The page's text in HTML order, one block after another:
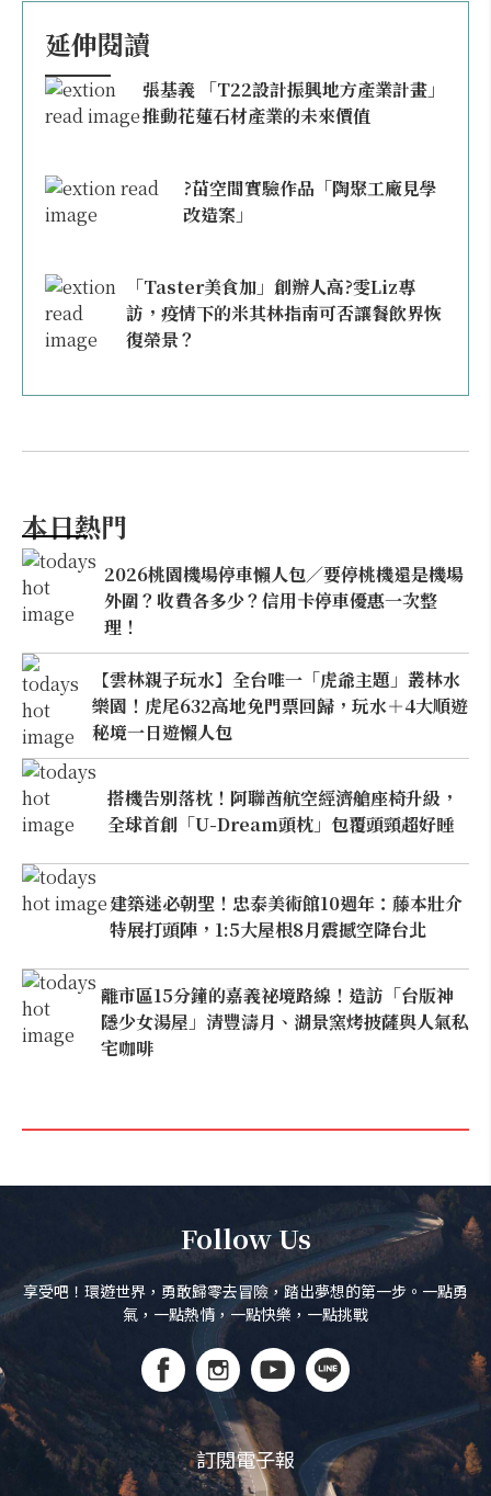
延伸閱讀
張基義 「T22設計振興地方產業計畫」
推動花蓮石材產業的未來價值
?苗空間實驗作品「陶聚工廠見學
改造案」
「Taster美食加」創辦人高?雯Liz專
訪，疫情下的米其林指南可否讓餐飲界恢
復榮景？
本日熱門
2026桃園機場停車懶人包／要停桃機還是機場
外圍？收費各多少？信用卡停車優惠一次整
理！
【雲林親子玩水】全台唯一「虎爺主題」叢林水
樂園！虎尾632高地免門票回歸，玩水＋4大順遊
秘境一日遊懶人包
搭機告別落枕！阿聯酋航空經濟艙座椅升級，
全球首創「U-Dream頭枕」包覆頭頸超好睡
建築迷必朝聖！忠泰美術館10週年：藤本壯介
特展打頭陣，1:5大屋根8月震撼空降台北
離市區15分鐘的嘉義祕境路線！造訪「台版神
隱少女湯屋」清豐濤月、湖景窯烤披薩與人氣私
宅咖啡
Follow Us
享受吧！環遊世界，勇敢歸零去冒險，踏出夢想的第一步。一點勇
氣，一點熱情，一點快樂，一點挑戰
訂閱電子報